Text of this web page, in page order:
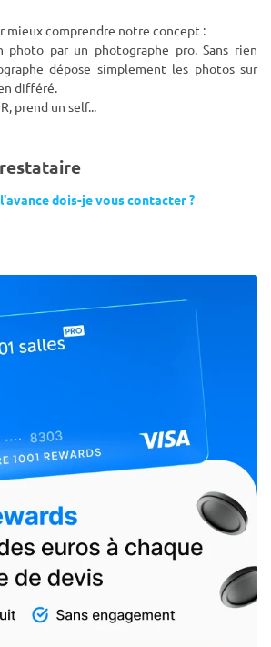
mieux comprendre notre concept :
photo par un photographe pro. Sans rien
dépose simplement les photos sur
différé.
prend un self...
dois-je vous contacter ?